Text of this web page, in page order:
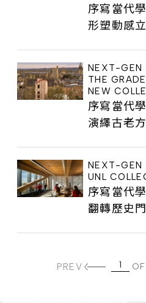
序寫當代
形塑動感
NEXT-GEN
THE
NEW
序寫當代
演繹古老
NEXT-GEN
UNL
序寫當代
翻轉歷史
PREV